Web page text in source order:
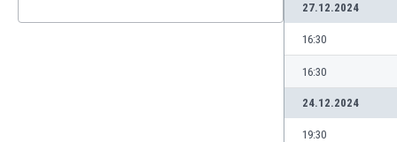
27.12.2024
16:30
16:30
24.12.2024
19:30